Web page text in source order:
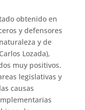
obtenido en
y defensores
y de
Lozada),
muy positivos.
legislativas y
causas